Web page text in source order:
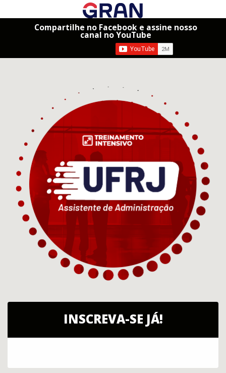
Compartilhe no Facebook e assine nosso
canal no YouTube
INSCREVA-SE JÁ!